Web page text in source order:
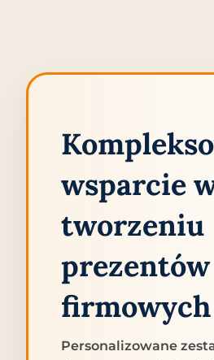
wsparcie
tworzeniu
prezentów
firmowych
Personalizowane